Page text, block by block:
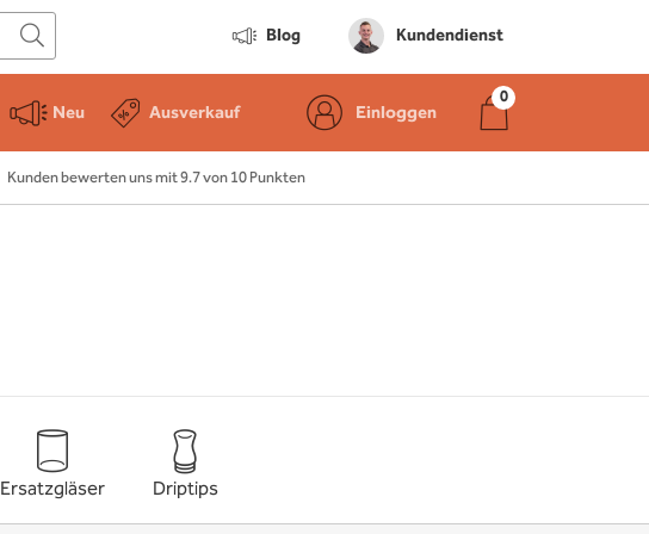
Blog Kundendienst
Neu Ausverkauf Einloggen
Kunden bewerten uns mit 9.7 von 10 Punkten
Ersatzgläser Driptips